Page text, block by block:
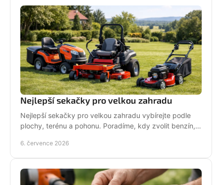
Nejlepší sekačky pro velkou zahradu
Nejlepší sekačky pro velkou zahradu vybírejte podle
plochy, terénu a pohonu. Poradíme, kdy zvolit benzín,
6. července 2026